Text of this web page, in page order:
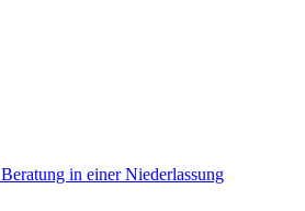
Beratung in einer Niederlassung